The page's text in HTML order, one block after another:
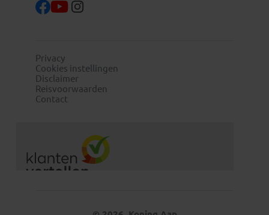
Privacy
Cookies instellingen
Disclaimer
Reisvoorwaarden
Contact